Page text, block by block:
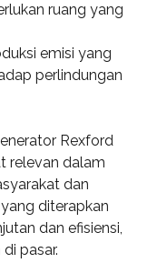
ruang yang
emisi yang
perlindungan
Rexford
relevan dalam
dan
diterapkan
dan efisiensi,
pasar.